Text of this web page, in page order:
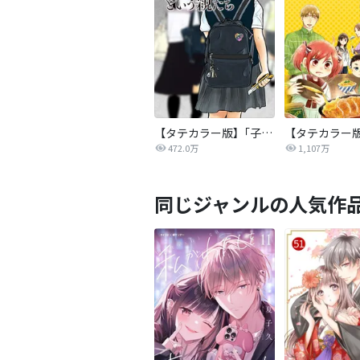
【タテカラー版】｢子供を殺してください｣という親たち
472.0万 1,107万
同じジャンルの人気作